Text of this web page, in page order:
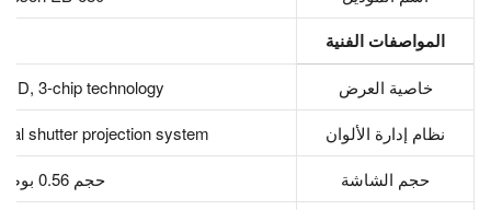
المواصفات الفنية
خاصية العرض
3-chip technology
نظام إدارة الألوان
shutter projection system
حجم الشاشة
حجم 0.56 بوصة